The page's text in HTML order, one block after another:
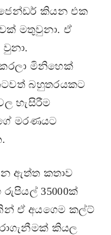
කියන එක
මතුවුනා. ඒ
මිනිහෙක්
බහුතරයකට
හැසිරීම
මරණයට
ඇත්ත කතාව
35000ක්
ඒ අයගෙම කල්ට්
කියල